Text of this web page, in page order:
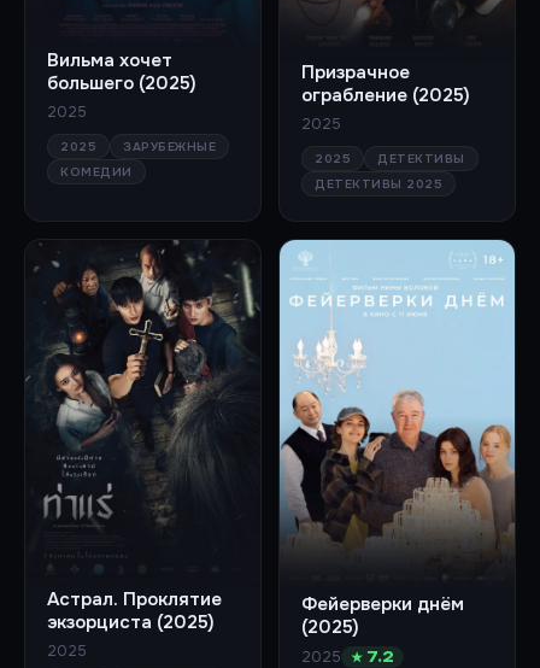
Вильма хочет
большего (2025)
2025
2025
ЗАРУБЕЖНЫЕ
КОМЕДИИ
Призрачное
ограбление (2025)
2025
2025
ДЕТЕКТИВЫ
ДЕТЕКТИВЫ 2025
Астрал. Проклятие
экзорциста (2025)
2025
Фейерверки днём
(2025)
2025 ★ 7.2